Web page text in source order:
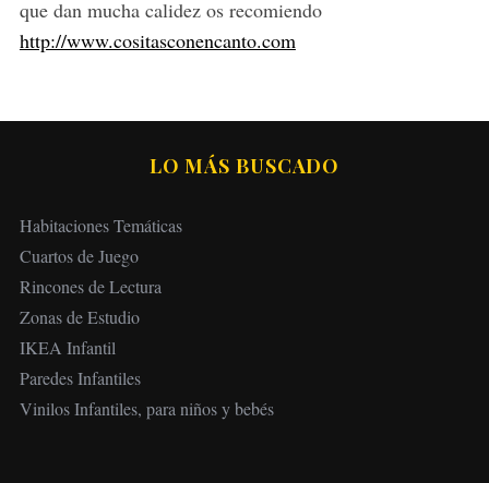
que dan mucha calidez os recomiendo
http://www.cositasconencanto.com
LO MÁS BUSCADO
Habitaciones Temáticas
Cuartos de Juego
Rincones de Lectura
Zonas de Estudio
IKEA Infantil
Paredes Infantiles
Vinilos Infantiles, para niños y bebés